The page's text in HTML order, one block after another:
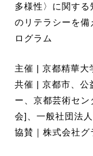
多様性〉に関す
のリテラシーを
ログラム
主催 | 京都精華大
共催 | 京都市、公
ー、京都芸術セ
会]、一般社団法
協賛｜株式会社グ